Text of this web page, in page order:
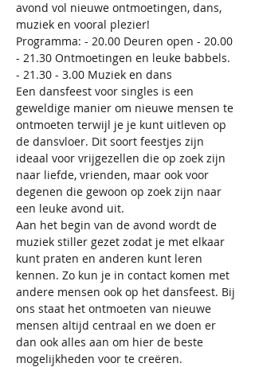
avond vol nieuwe ontmoetingen, dans,
muziek en vooral plezier!
Programma: - 20.00 Deuren open - 20.00
- 21.30 Ontmoetingen en leuke babbels.
- 21.30 - 3.00 Muziek en dans
Een dansfeest voor singles is een
geweldige manier om nieuwe mensen te
ontmoeten terwijl je je kunt uitleven op
de dansvloer. Dit soort feestjes zijn
ideaal voor vrijgezellen die op zoek zijn
naar liefde, vrienden, maar ook voor
degenen die gewoon op zoek zijn naar
een leuke avond uit.
Aan het begin van de avond wordt de
muziek stiller gezet zodat je met elkaar
kunt praten en anderen kunt leren
kennen. Zo kun je in contact komen met
andere mensen ook op het dansfeest. Bij
ons staat het ontmoeten van nieuwe
mensen altijd centraal en we doen er
dan ook alles aan om hier de beste
mogelijkheden voor te creëren.